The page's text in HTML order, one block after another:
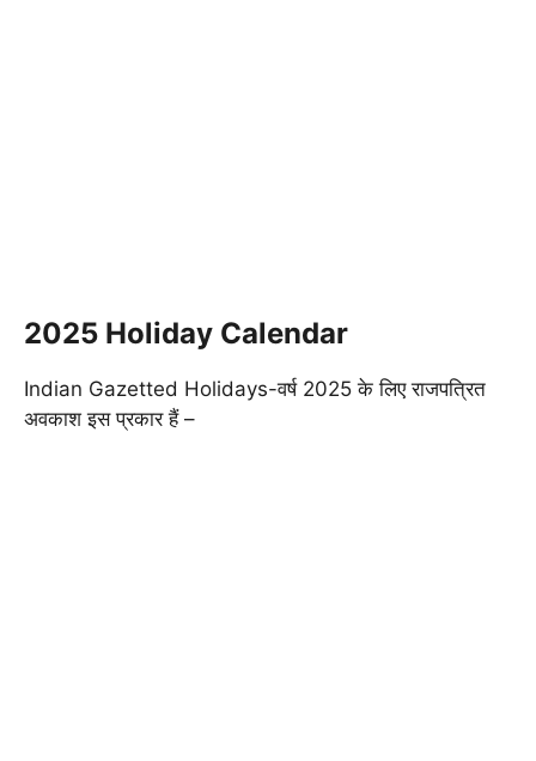
2025 Holiday Calendar
Indian Gazetted Holidays-वर्ष 2025 के लिए राजपत्रित
अवकाश इस प्रकार हैं –